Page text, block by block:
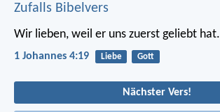
Zufalls Bibelvers
Wir lieben, weil er uns zuerst geliebt hat.
1 Johannes 4:19 Liebe Gott
Nächster Vers!